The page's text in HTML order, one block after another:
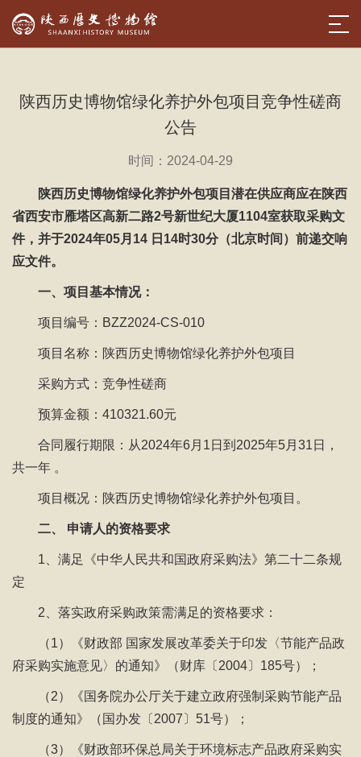
陕西历史博物馆绿化养护外包项目竞争性磋商
公告
时间：2024-04-29
陕西历史博物馆绿化养护外包项目潜在供应商应在陕西
省西安市雁塔区高新二路2号新世纪大厦1104室获取采购文
件，并于2024年05月14 日14时30分（北京时间）前递交响
应文件。
一、项目基本情况：
项目编号：BZZ2024-CS-010
项目名称：陕西历史博物馆绿化养护外包项目
采购方式：竞争性磋商
预算金额：410321.60元
合同履行期限：从2024年6月1日到2025年5月31日，
共一年 。
项目概况：陕西历史博物馆绿化养护外包项目。
二、 申请人的资格要求
1、满足《中华人民共和国政府采购法》第二十二条规
定
2、落实政府采购政策需满足的资格要求：
（1）《财政部 国家发展改革委关于印发〈节能产品政
府采购实施意见〉的通知》（财库〔2004〕185号）；
（2）《国务院办公厅关于建立政府强制采购节能产品
制度的通知》（国办发〔2007〕51号）；
（3）《财政部环保总局关于环境标志产品政府采购实